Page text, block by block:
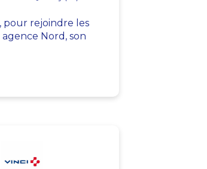
pour rejoindre les
Nord, son